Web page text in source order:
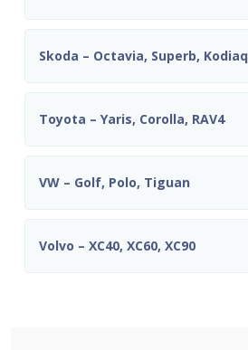
Skoda – Octavia, Superb, Kodiaq
Toyota – Yaris, Corolla, RAV4
VW – Golf, Polo, Tiguan
Volvo – XC40, XC60, XC90